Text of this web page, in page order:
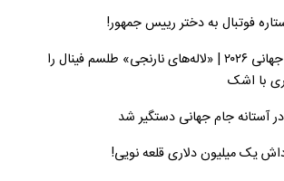
فوتبال به دختر رییس جمهور!
هلند در آستانه جام جهانی ۲۰۲۶ | «لاله‌های نارنجی» طلسم فینال را
با اشک
آستانه جام جهانی دستگیر شد
یک میلیون دلاری قلعه نویی!